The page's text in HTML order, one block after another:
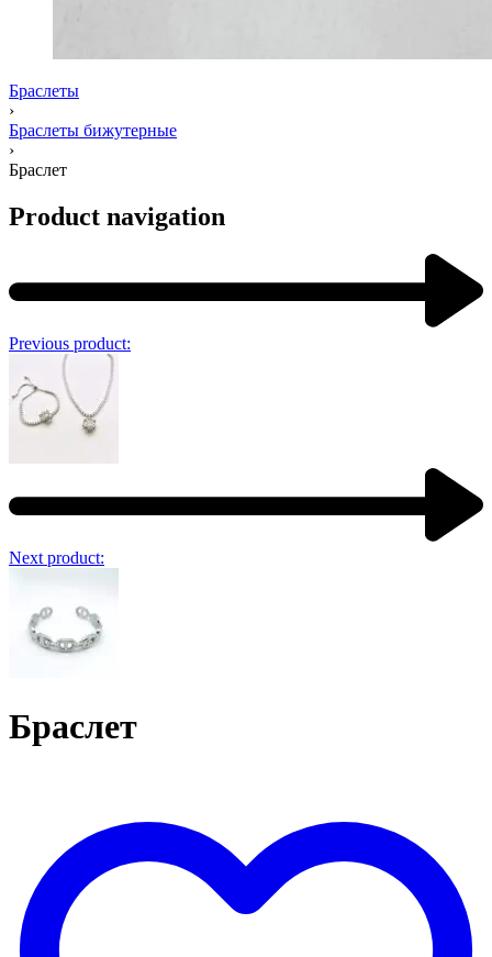
Браслеты
›
Браслеты бижутерные
›
Браслет
Product navigation
Previous product:
Next product:
Браслет